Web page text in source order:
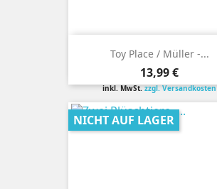
Toy Place / Müller -...
Preis
13,99 €
inkl. MwSt.zzgl. Versandkosten
NICHT AUF LAGER